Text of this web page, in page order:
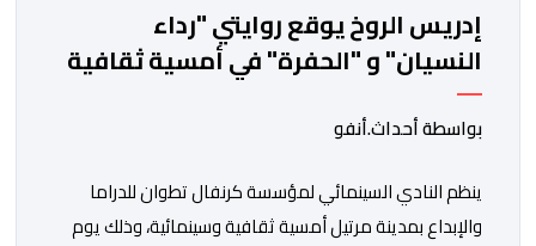
إدريس الروخ يوقع روايتي "رداء
النسيان" و "الحفرة" في أمسية ثقافية
بمرتيل
بواسطة أحداث.أنفو
ينظم النادي السينمائي لمؤسسة كرنفال تطوان للدراما
والإبداع بمدينة مرتيل أمسية ثقافية وسينمائية، وذلك يوم